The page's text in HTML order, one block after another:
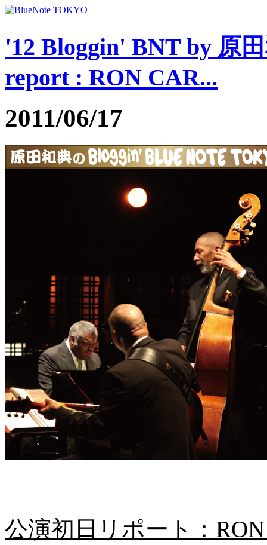
'12 Bloggin' BNT by 原
report : RON CAR...
2011/06/17
公演初日リポート：